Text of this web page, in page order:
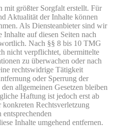
mit größter Sorgfalt erstellt. Für
Aktualität der Inhalte können
Als Diensteanbieter sind wir
auf diesen Seiten nach
Nach §§ 8 bis 10 TMG
nicht verpflichtet, übermittelte
zu überwachen oder nach
rechtswidrige Tätigkeit
oder Sperrung der
allgemeinen Gesetzen bleiben
Haftung ist jedoch erst ab
Rechtsverletzung
Inhalte umgehend entfernen.